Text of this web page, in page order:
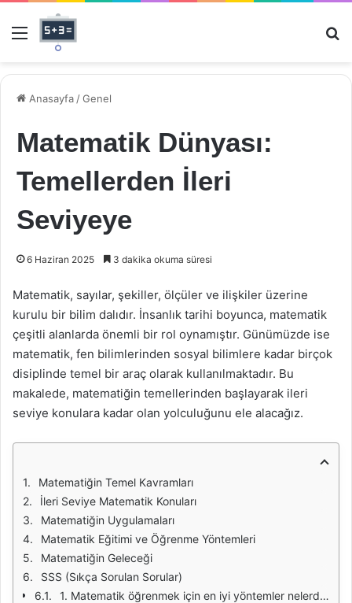
Menü
Anasayfa /Genel
Matematik Dünyası:
Temellerden İleri
Seviyeye
6 Haziran 2025 3 dakika okuma süresi
Matematik, sayılar, şekiller, ölçüler ve ilişkiler üzerine
kurulu bir bilim dalıdır. İnsanlık tarihi boyunca, matematik
çeşitli alanlarda önemli bir rol oynamıştır. Günümüzde ise
matematik, fen bilimlerinden sosyal bilimlere kadar birçok
disiplinde temel bir araç olarak kullanılmaktadır. Bu
makalede, matematiğin temellerinden başlayarak ileri
seviye konulara kadar olan yolculuğunu ele alacağız.
Matematiğin Temel Kavramları
İleri Seviye Matematik Konuları
Matematiğin Uygulamaları
Matematik Eğitimi ve Öğrenme Yöntemleri
Matematiğin Geleceği
SSS (Sıkça Sorulan Sorular)
1. Matematik öğrenmek için en iyi yöntemler nelerdir?